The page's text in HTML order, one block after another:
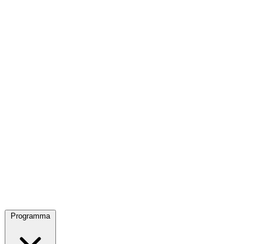
Programma